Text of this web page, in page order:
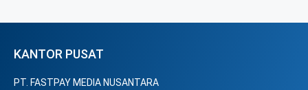
KANTOR PUSAT
PT. FASTPAY MEDIA NUSANTARA